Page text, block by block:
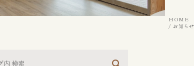
HOME
お知らせ